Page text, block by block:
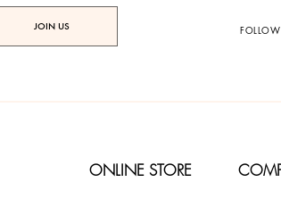
JOIN US
ONLINE STORE